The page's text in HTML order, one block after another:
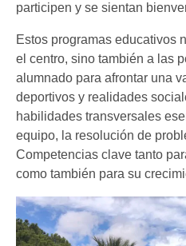
participen y se sientan
Estos programas educativos
el centro, sino también a las
alumnado para afrontar una
deportivos y realidades
habilidades transversales
equipo, la resolución de
Competencias clave tanto
como también para su